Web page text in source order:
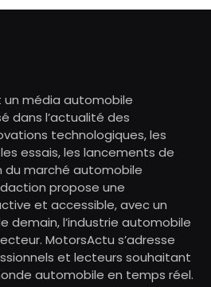
un média automobile
dans l’actualité des
technologiques, les
essais, les lancements de
du marché automobile
propose une
et accessible, avec un
demain, l’industrie automobile
MotorsActu s’adresse
et lecteurs souhaitant
automobile en temps réel.